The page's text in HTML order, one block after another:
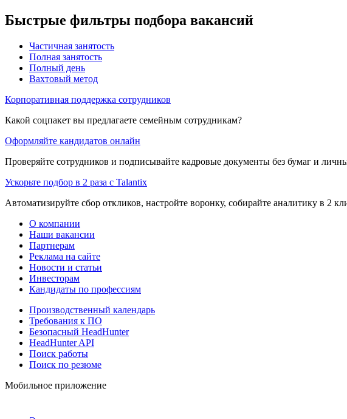
Быстрые фильтры подбора вакансий
Частичная занятость
Полная занятость
Полный день
Вахтовый метод
Корпоративная поддержка сотрудников
Какой соцпакет вы предлагаете семейным сотрудникам?
Оформляйте кандидатов онлайн
Проверяйте сотрудников и подписывайте кадровые документы без бумаг и
Ускорьте подбор в 2 раза с Talantix
Автоматизируйте сбор откликов, настройте воронку, собирайте аналитику в 2
О компании
Наши вакансии
Партнерам
Реклама на сайте
Новости и статьи
Инвесторам
Кандидаты по профессиям
Производственный календарь
Требования к ПО
Безопасный HeadHunter
HeadHunter API
Поиск работы
Поиск по резюме
Мобильное приложение